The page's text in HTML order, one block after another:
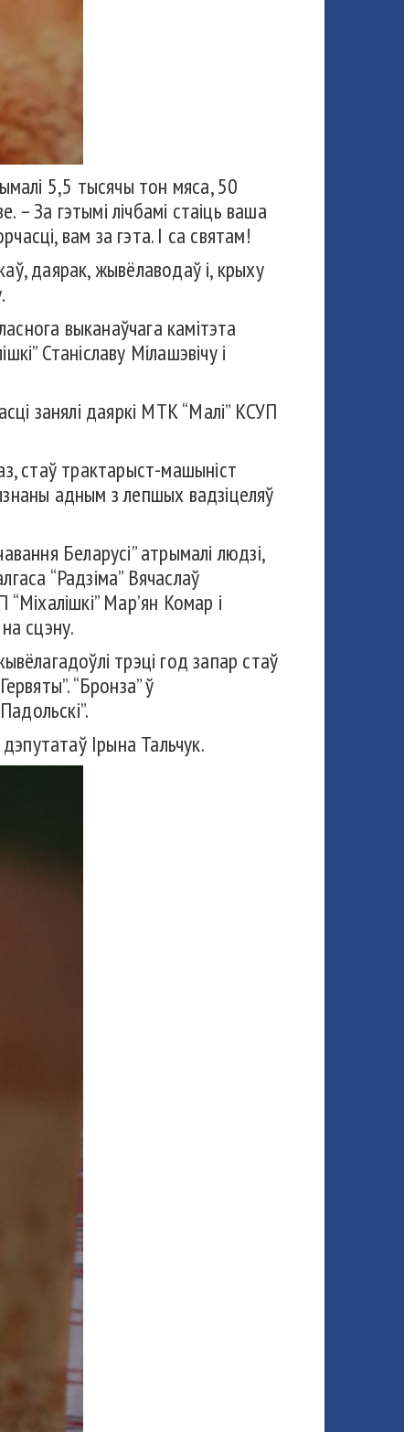
5,5 тысячы тон мяса, 50
– За гэтымі лічбамі стаіць ваша
вам за гэта. І са святам!
даярак, жывёлаводаў і, крыху
выканаўчага камітэта
Станіславу Мілашэвічу і
занялі даяркі МТК “Малі” КСУП
стаў трактарыст-машыніст
адным з лепшых вадзіцеляў
Беларусі” атрымалі людзі,
“Радзіма” Вячаслаў
Мар’ян Комар і
сцэну.
трэці год запар стаў
“Бронза” ў
Ірына Тальчук.